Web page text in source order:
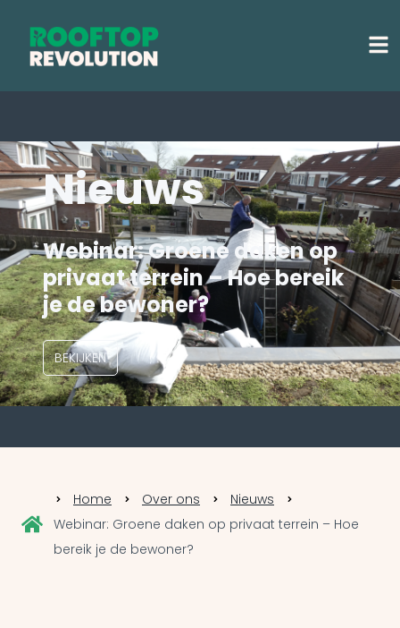
Nieuws
Webinar: Groene daken op
privaat terrein – Hoe bereik
je de bewoner?
BEKIJKEN
Home Over ons
Nieuws
Webinar: Groene daken op privaat terrein – Hoe
bereik je de bewoner?